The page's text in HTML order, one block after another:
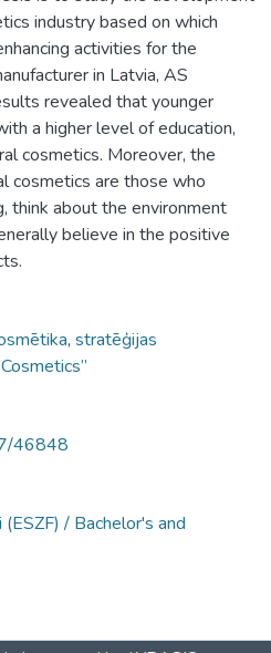
industry based on which
activities for the
in Latvia, AS
revealed that younger
a higher level of education,
cosmetics. Moreover, the
cosmetics are those who
think about the environment
believe in the positive
, stratēģijas
46848
/ Bachelor's and